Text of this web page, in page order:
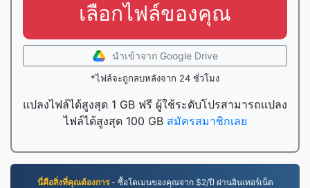
เลือกไฟล์ของคุณ
นำเข้าจาก Google Drive
*ไฟล์จะถูกลบหลังจาก 24 ชั่วโมง
แปลงไฟล์ได้สูงสุด 1 GB ฟรี ผู้ใช้ระดับโปรสามารถแปลง
ไฟล์ได้สูงสุด 100 GB สมัครสมาชิกเลย
นี่คือสิ่งที่คุณต้องการ- ซื้อโดเมนของคุณจาก $2/ปี ผ่านอินเทอร์เน็ต